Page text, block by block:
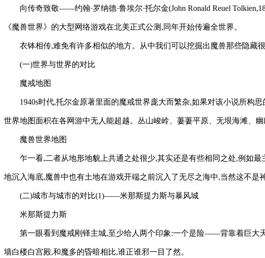
向传奇致敬——约翰·罗纳德·鲁埃尔·托尔金(John Ronald Reuel
《魔兽世界》的大型网络游戏在北美正式公测,同年开始传遍全世界。
衣钵相传,难免有许多相似的地方。从中我们可以挖掘出魔兽那些隐藏
(一)世界与世界的对比
魔戒地图
1940s时代,托尔金原著里面的魔戒世界庞大而繁杂,如果对该小说所构
世界地图面积在各网游中无人能超越。丛山峻岭、萋萋平原、无垠海滩、
魔兽世界地图
乍一看,二者从地形地貌上共通之处很少,其实还是有些相同之处,例如
地沉入海底,魔兽中也有土地在游戏开端之前沉入了无尽之海中,当然这不是
(二)城市与城市的对比(1)——米那斯提力斯与暴风城
米那斯提力斯
第一眼看到魔戒刚铎主城,至少给人两个印象:一个是险——背靠着巨大
墙白楼白宫殿,和魔多的昏暗相比,谁正谁邪一目了然。